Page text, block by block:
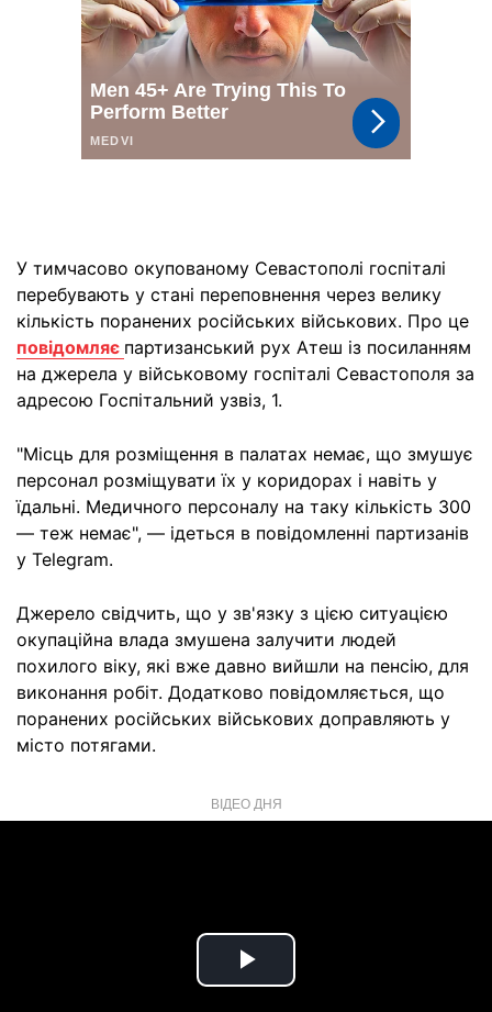
У тимчасово окупованому Севастополі госпіталі
перебувають у стані переповнення через велику
кількість поранених російських військових. Про це
повідомляє партизанський рух Атеш із посиланням
на джерела у військовому госпіталі Севастополя за
адресою Госпітальний узвіз, 1.
"Місць для розміщення в палатах немає, що змушує
персонал розміщувати їх у коридорах і навіть у
їдальні. Медичного персоналу на таку кількість 300
— теж немає", — ідеться в повідомленні партизанів
у Telegram.
Джерело свідчить, що у зв'язку з цією ситуацією
окупаційна влада змушена залучити людей
похилого віку, які вже давно вийшли на пенсію, для
виконання робіт. Додатково повідомляється, що
поранених російських військових доправляють у
місто потягами.
ВІДЕО ДНЯ
Play